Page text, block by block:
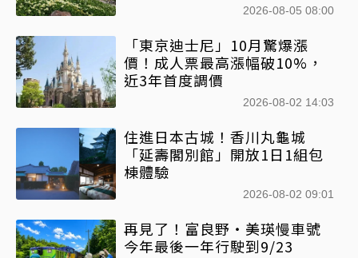
2026-08-05 08:00
「東京迪士尼」10月驚爆漲
價！成人票最高漲幅破10%，
近3年首度調價
2026-08-02 14:03
住進日本古城！香川丸龜城
「延壽閣別館」開放1日1組包
棟體驗
2026-08-02 09:01
再見了！富良野・美瑛慢車號
今年最後一年行駛到9/23